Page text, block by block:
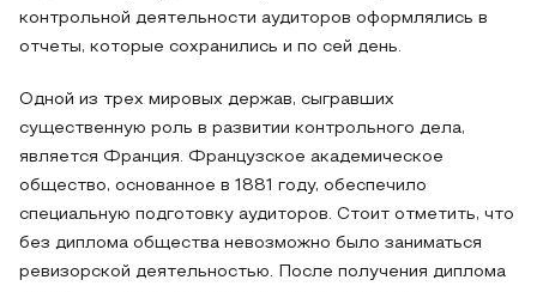
контрольной деятельности аудиторов оформлялись в
отчеты, которые сохранились и по сей день.
Одной из трех мировых держав, сыгравших
существенную роль в развитии контрольного дела,
является Франция. Французское академическое
общество, основанное в 1881 году, обеспечило
специальную подготовку аудиторов. Стоит отметить, что
без диплома общества невозможно было заниматься
ревизорской деятельностью. После получения диплома